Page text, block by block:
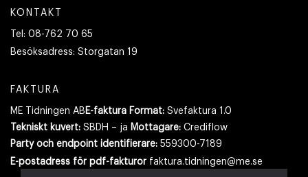
KONTAKT
Tel: 08-762 70 65
Besöksadress: Storgatan 19
FAKTURA
ME Tidningen AB E-faktura Format: Svefaktura 1.0
Tekniskt kuvert: SBDH – ja Mottagare: Crediflow
Party och endpoint identifierare: 559300-7189
E-postadress för pdf-fakturor faktura.tidningen@me.se